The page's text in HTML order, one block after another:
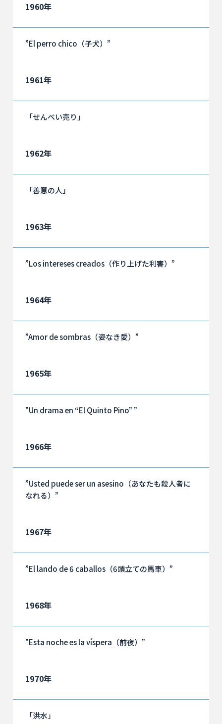
1960年
”El perro chico（子犬）”
1961年
「せんべい売り」
1962年
「善意の人」
1963年
”Los intereses creados（作り上げた利害）”
1964年
”Amor de sombras（姿なき愛）”
1965年
”Un drama en “El Quinto Pino” ”
1966年
”Usted puede ser un asesino（あなたも殺人者に
なれる）”
1967年
”El lando de 6 caballos（6頭立ての馬車）”
1968年
”Esta noche es la víspera（前夜）”
1970年
「洪水」